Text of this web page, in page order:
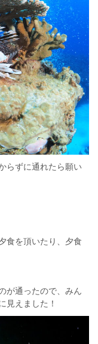
らずに通れたら願い
食を頂いたり、夕食
が通ったので、みん
見えました！